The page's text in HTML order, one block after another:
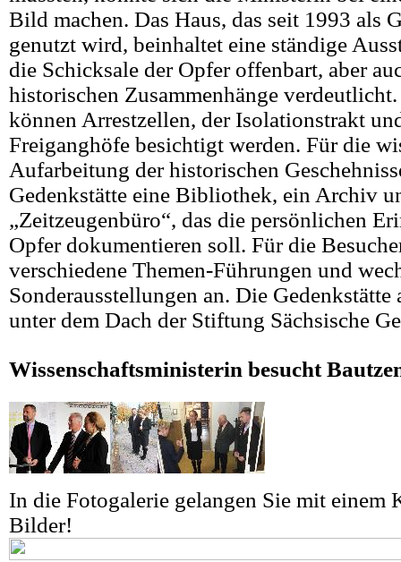
Bild machen. Das Haus, das seit 1993 als
genutzt wird, beinhaltet eine ständige
die Schicksale der Opfer offenbart, aber
historischen Zusammenhänge
können Arrestzellen, der Isolationstrakt
Freiganghöfe besichtigt werden. Für die
Aufarbeitung der historischen
Gedenkstätte eine Bibliothek, ein Archiv
„Zeitzeugenbüro“, das die persönlichen
Opfer dokumentieren soll. Für die
verschiedene Themen-Führungen und
Sonderausstellungen an. Die Gedenkstätte
unter dem Dach der Stiftung Sächsische
Wissenschaftsministerin besucht
In die Fotogalerie gelangen Sie mit einem
Bilder!